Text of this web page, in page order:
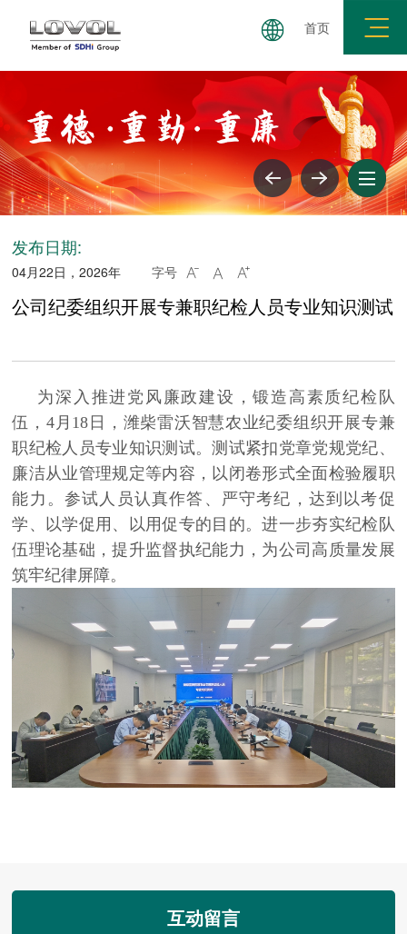
首页
三重展学论坛 理论学习 警钟长鸣 纪法百科
发布日期:
04月22日，2026年 字号   
公司纪委组织开展专兼职纪检人员专业知识测试
为深入推进党风廉政建设，锻造高素质纪检队
伍，4月18日，潍柴雷沃智慧农业纪委组织开展专兼
职纪检人员专业知识测试。测试紧扣党章党规党纪、
廉洁从业管理规定等内容，以闭卷形式全面检验履职
能力。参试人员认真作答、严守考纪，达到以考促
学、以学促用、以用促专的目的。进一步夯实纪检队
伍理论基础，提升监督执纪能力，为公司高质量发展
筑牢纪律屏障。
互动留言